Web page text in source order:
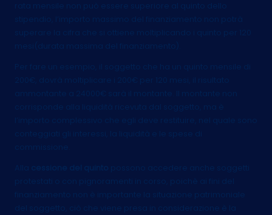
rata mensile non può essere superiore al quinto dello
stipendio, l’importo massimo del finanziamento non potrà
superare la cifra che si ottiene moltiplicando i quinto per 120
mesi(durata massima del finanziamento).
Per fare un esempio, il soggetto che ha un quinto mensile di
200€, dovrà moltiplicare i 200€ per 120 mesi, il risultato
ammontante a 24000€ sarà il montante. Il montante non
corrisponde alla liquidità ricevuta dal soggetto, ma è
l’importo complessivo che egli deve restituire, nel quale sono
conteggiati gli interessi, la liquidità e le spese di
commissione.
cessione del quinto
possono accedere anche soggetti
protestati o con pignoramenti in corso, poichè ai fini del
finanziamento non è importante la situazione patrimoniale
del soggetto, ciò che viene presa in considerazione è la